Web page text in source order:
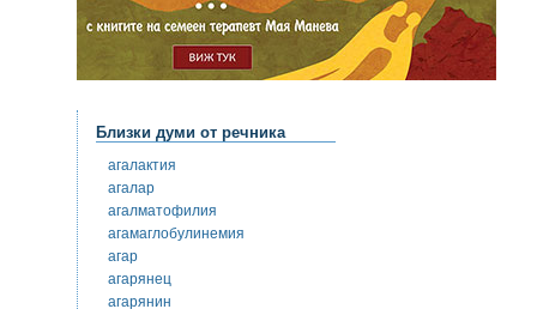
Близки думи от речника
агалактия
агалар
агалматофилия
агамаглобулинемия
агар
агарянец
агарянин